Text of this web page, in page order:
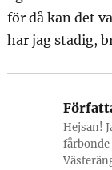
för då kan det
har jag stadig,
Hejsan!
fårbonde